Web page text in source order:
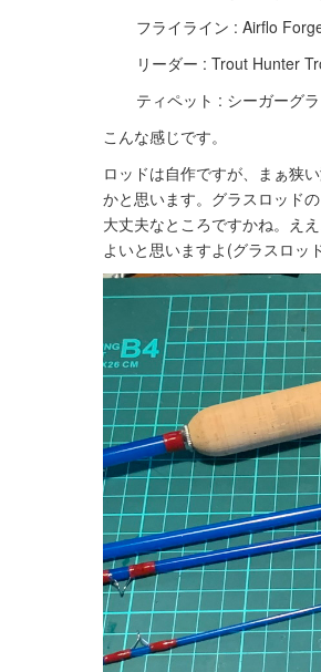
フライライン : Airflo
リーダー : Trout Hunter
ティペット : シーガーグ
こんな感じです。
ロッドは自作ですが、まぁ狭
かと思います。グラスロッド
大丈夫なところですかね。え
よいと思いますよ(グラスロッ